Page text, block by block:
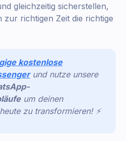
gleichzeitig sicherstellen,
zur richtigen Zeit die richtige
kostenlose
und nutze unsere
um deinen
zu transformieren! ⚡